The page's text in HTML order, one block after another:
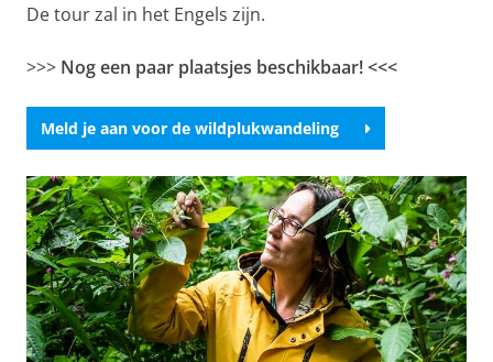
De tour zal in het Engels zijn.
>>> Nog een paar plaatsjes beschikbaar! <<<
Meld je aan voor de wildplukwandeling